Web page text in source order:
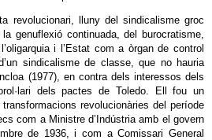
revolucionari, lluny del sindicalisme groc
genuflexió continuada, del burocratisme,
i l’Estat com a òrgan de control
sindicalisme de classe, que no hauria
(1977), en contra dels interessos dels
dels pactes de Toledo. Ell fou un
revolucionàries del període
com a Ministre d’Indústria amb el govern
de 1936, i com a Comissari General